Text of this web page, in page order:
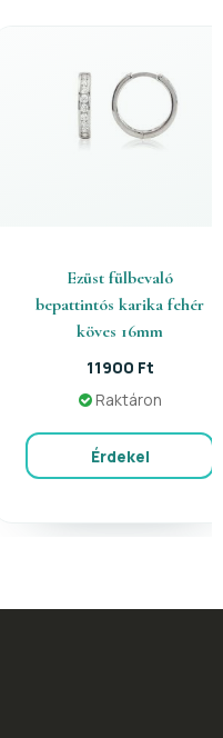
Ezüst fülbevaló
bepattintós karika fehér
köves 16mm
11900 Ft
Raktáron
Érdekel